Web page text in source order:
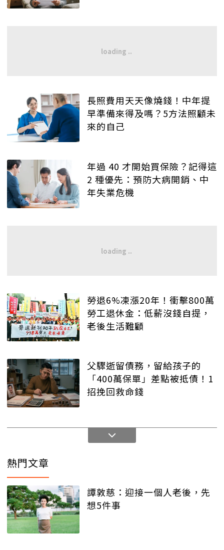
長照費用天天像燒錢！中年提
早準備來得及嗎？5方法照顧未
來的自己
年過 40 才開始買保險？記得這
2 種優先：預防大病開銷、中
年失業危機
勞退6%凍漲20年！衝擊800萬
勞工退休金：低薪沒錢自提，
老後生活難顧
父驟逝留債務，留給孩子的
「400萬保單」差點被抵債！1
招挽回救命錢
熱門文章
譚敦慈：迎接一個人老後，先
想5件事